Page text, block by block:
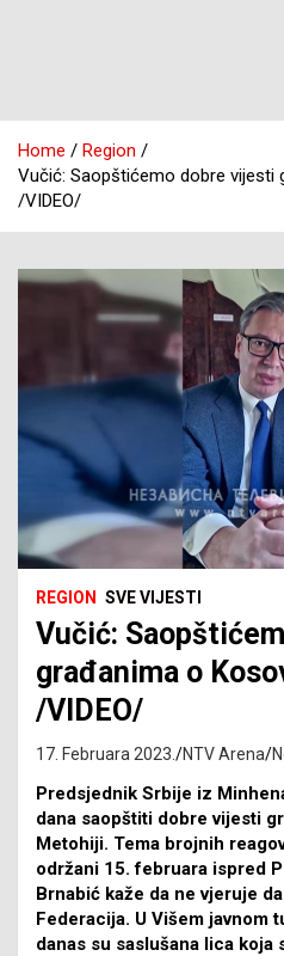
Home
Region
Vučić: Saopštićemo dobre vijesti
/VIDEO/
REGION SVE VIJESTI
Vučić:
građanima o
/VIDEO/
17. Februara 2023. NTV Arena
Predsjednik Srbije iz
dana saopštiti dobre vijesti
Metohiji. Tema brojnih
održani 15. februara ispred
Brnabić kaže da ne vjeruje
Federacija. U Višem javnom
danas su saslušana lica